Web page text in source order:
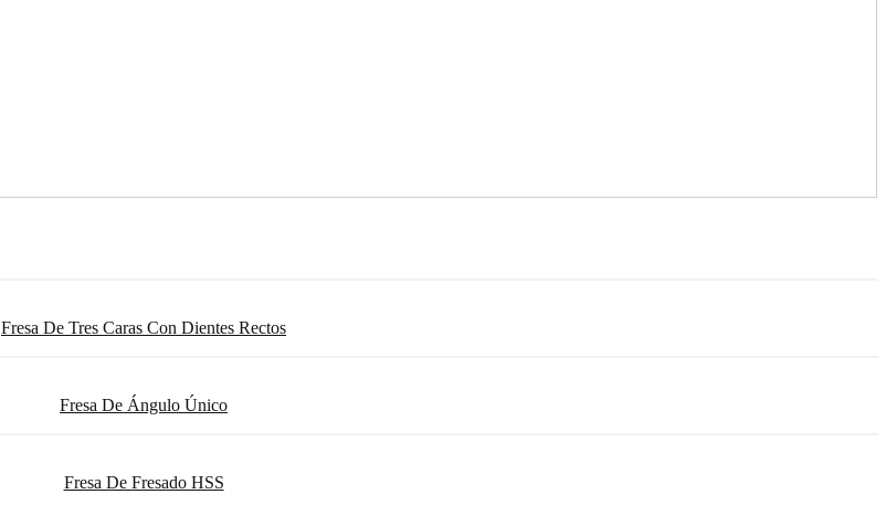
Fresa De Tres Caras Con Dientes Rectos
Fresa De Ángulo Único
Fresa De Fresado HSS